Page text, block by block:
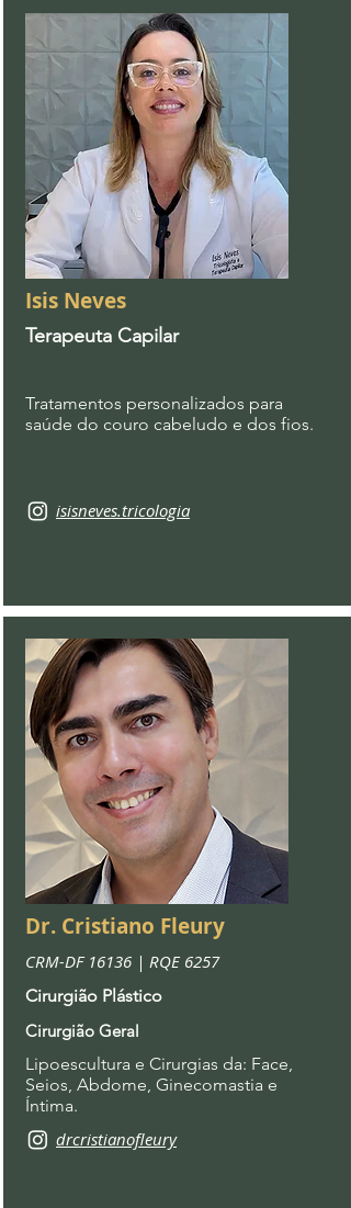
Isis Neves
Terapeuta Capilar
Tratamentos personalizados para
saúde do couro cabeludo e dos fios.
isisneves.tricologia
Dr. Cristiano Fleury
CRM-DF 16136 | RQE 6257
Cirurgião Plástico
Cirurgião Geral
Lipoescultura e Cirurgias da: Face,
Seios, Abdome, Ginecomastia e
Íntima.
drcristianofleury